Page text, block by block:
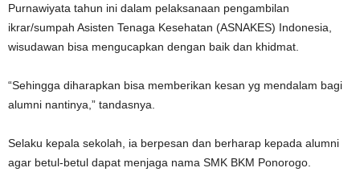
Purnawiyata tahun ini dalam pelaksanaan pengambilan
ikrar/sumpah Asisten Tenaga Kesehatan (ASNAKES) Indonesia,
wisudawan bisa mengucapkan dengan baik dan khidmat.
“Sehingga diharapkan bisa memberikan kesan yg mendalam bagi
alumni nantinya,” tandasnya.
Selaku kepala sekolah, ia berpesan dan berharap kepada alumni
agar betul-betul dapat menjaga nama SMK BKM Ponorogo.